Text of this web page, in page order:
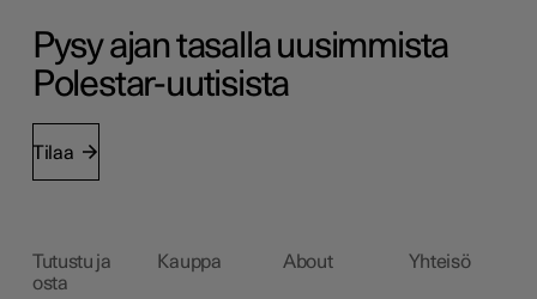
Pysy ajan tasalla uusimmista
Polestar-uutisista
Tilaa
Tutustu ja
osta
Kauppa About Yhteisö